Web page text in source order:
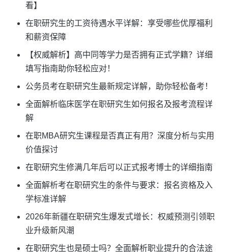
看】
在职研究生的工资待遇水平详解：享受哪些优厚福利
和薪资保障
【权威解析】高中同等学力是否拥有正式学籍？详细
填写指南助你轻松应对！
公务员考在职研究生最新规定详解，助你轻松备考！
全面解析临床医学在职研究生如何报名及报考流程详
解
在职MBA研究生课程是否真正有用？深度分析与实用
价值探讨
在职研究生修满几年后可以正式报考博士的详细指南
全面解析考在职研究生的条件与要求：报名资格及入
学标准详解
2026年新疆在职研究生爆发式增长：权威预测引领职
业升级新风潮
在职研究生也是硕士吗？全面解析职业提升的合法途